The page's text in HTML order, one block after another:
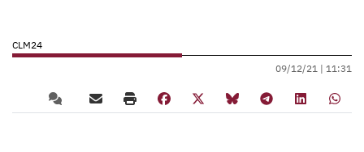
CLM24
09/12/21 | 11:31